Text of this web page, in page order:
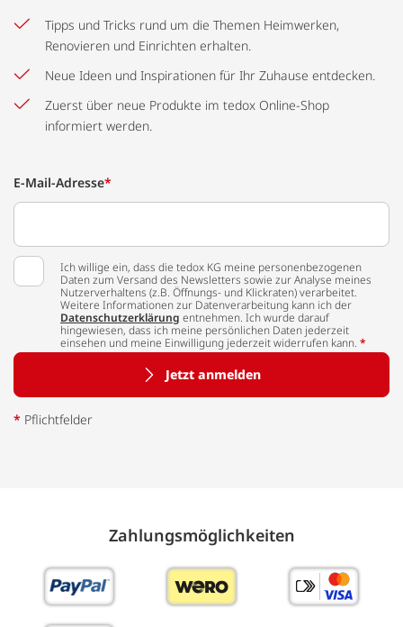
Tipps und Tricks rund um die Themen Heimwerken,
Renovieren und Einrichten erhalten.
Neue Ideen und Inspirationen für Ihr Zuhause entdecken.
Zuerst über neue Produkte im tedox Online-Shop
informiert werden.
E-Mail-Adresse*
Ich willige ein, dass die tedox KG meine personenbezogenen
Daten zum Versand des Newsletters sowie zur Analyse meines
Nutzerverhaltens (z.B. Öffnungs- und Klickraten) verarbeitet.
Weitere Informationen zur Datenverarbeitung kann ich der
Datenschutzerklärung entnehmen. Ich wurde darauf
hingewiesen, dass ich meine persönlichen Daten jederzeit
einsehen und meine Einwilligung jederzeit widerrufen kann. *
Jetzt anmelden
* Pflichtfelder
Zahlungs­möglich­keiten